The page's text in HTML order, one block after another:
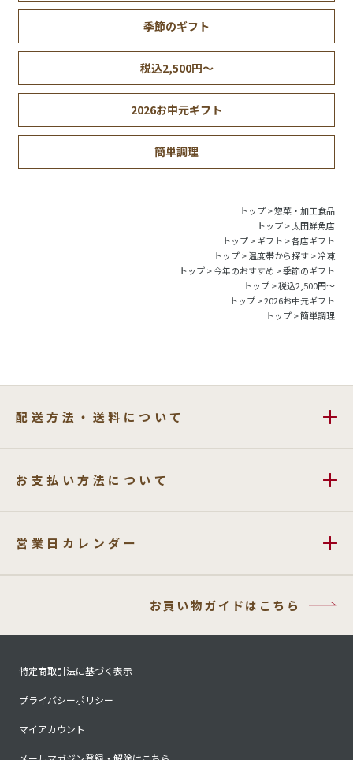
季節のギフト
税込2,500円～
2026お中元ギフト
簡単調理
トップ>惣菜・加工食品
トップ>太田鮮魚店
トップ>ギフト >各店ギフト
トップ>温度帯から探す >冷凍
トップ>今年のおすすめ >季節のギフト
トップ>税込2,500円～
トップ>2026お中元ギフト
トップ>簡単調理
配送方法・送料について
お支払い方法について
営業日カレンダー
お買い物ガイドはこちら
特定商取引法に基づく表示
プライバシーポリシー
マイアカウント